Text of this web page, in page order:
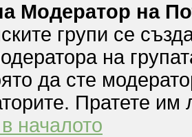
Модератор на
групи се
на
да сте
Пратете
началото